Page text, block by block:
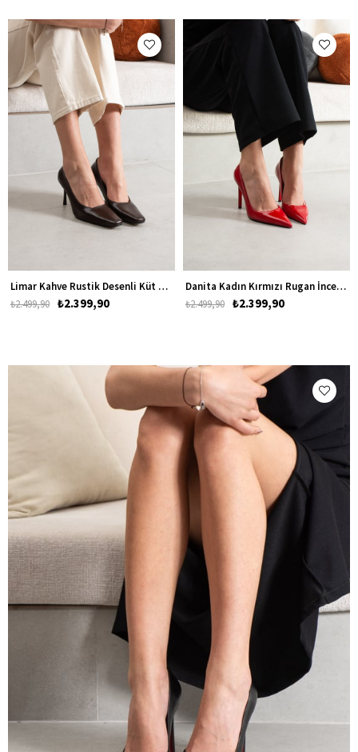
Limar Kahve Rustik Desenli Küt Burun Topuklu Kadın Ayakkabı
₺2.399,90
₺2.499,90
Danita Kadın Kırmızı Rugan İnce Topuklu Ayakkabı Stiletto
₺2.399,90
₺2.499,90